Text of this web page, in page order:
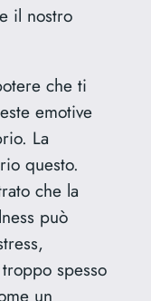
il nostro
che ti
emotive
La
questo.
che la
può
spesso